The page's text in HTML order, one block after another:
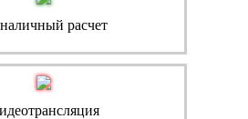
расчет